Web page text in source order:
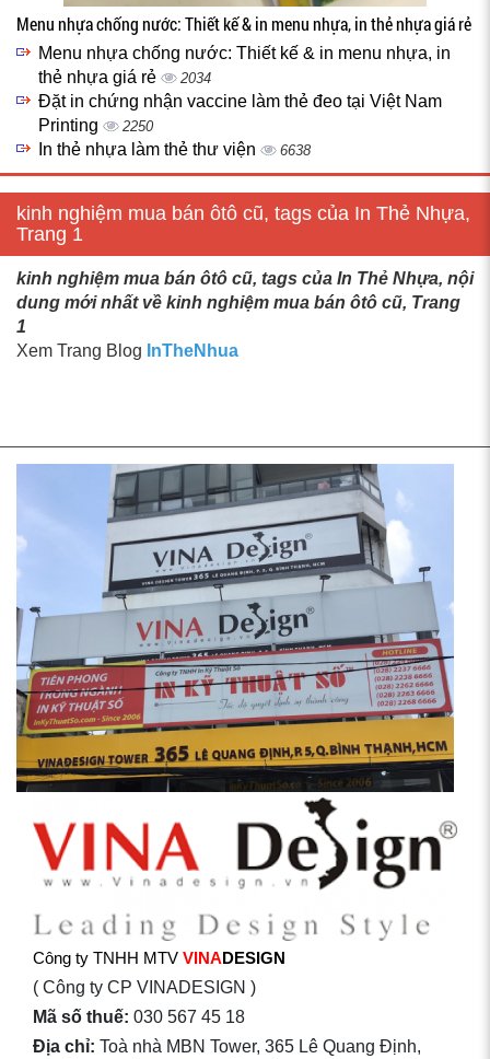
Menu nhựa chống nước: Thiết kế & in menu nhựa, in thẻ nhựa giá rẻ
Menu nhựa chống nước: Thiết kế & in menu nhựa, in
thẻ nhựa giá rẻ
2034
Đặt in chứng nhận vaccine làm thẻ đeo tại Việt Nam
Printing
2250
In thẻ nhựa làm thẻ thư viện 6638
kinh nghiệm mua bán ôtô cũ, tags của In Thẻ Nhựa,
Trang 1
kinh nghiệm mua bán ôtô cũ, tags của In Thẻ Nhựa, nội
dung mới nhất về kinh nghiệm mua bán ôtô cũ, Trang
1
Xem Trang Blog InTheNhua
Công ty TNHH MTV VINADESIGN
( Công ty CP VINADESIGN )
Mã số thuế: 030 567 45 18
Địa chỉ: Toà nhà MBN Tower, 365 Lê Quang Định,